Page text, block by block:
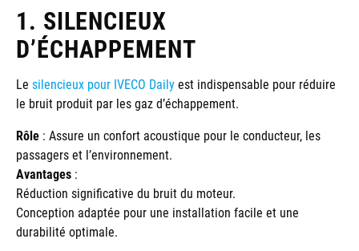
1. SILENCIEUX
D’ÉCHAPPEMENT
Le silencieux pour IVECO Dailyest indispensable pour réduire
le bruit produit par les gaz d’échappement.
Rôle : Assure un confort acoustique pour le conducteur, les
passagers et l’environnement.
Avantages :
Réduction significative du bruit du moteur.
Conception adaptée pour une installation facile et une
durabilité optimale.